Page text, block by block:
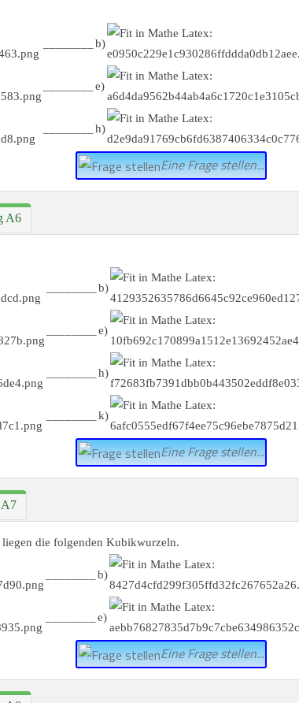
b)
e)
h)
Eine Frage stellen...
A6
b)
e)
h)
k)
Eine Frage stellen...
die folgenden Kubikwurzeln.
b)
e)
Eine Frage stellen...